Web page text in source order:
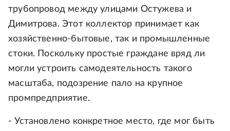
трубопровод между улицами Остужева и
Димитрова. Этот коллектор принимает как
хозяйственно-бытовые, так и промышленные
стоки. Поскольку простые граждане вряд ли
могли устроить самодеятельность такого
масштаба, подозрение пало на крупное
промпредприятие.
- Установлено конкретное место, где мог быть